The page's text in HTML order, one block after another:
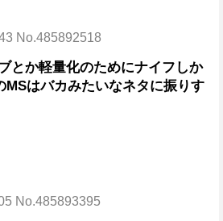
No.485892518
とか軽量化のためにナイフしか
MSはバカみたいなネタに振りす
No.485893395